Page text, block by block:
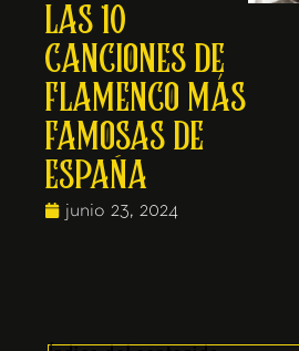
LAS 10
CANCIONES DE
FLAMENCO MÁS
FAMOSAS DE
ESPAÑA
junio 23, 2024